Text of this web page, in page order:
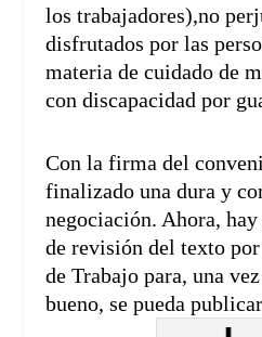
los trabajadores),no
disfrutados por las
materia de cuidado de
con discapacidad por
Con la firma del
finalizado una dura y
negociación. Ahora,
de revisión del texto
de Trabajo para, una
bueno, se pueda